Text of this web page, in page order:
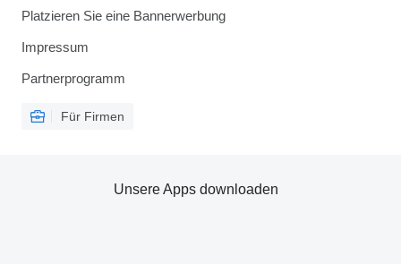
Platzieren Sie eine Bannerwerbung
Impressum
Partnerprogramm
Für Firmen
Unsere Apps downloaden